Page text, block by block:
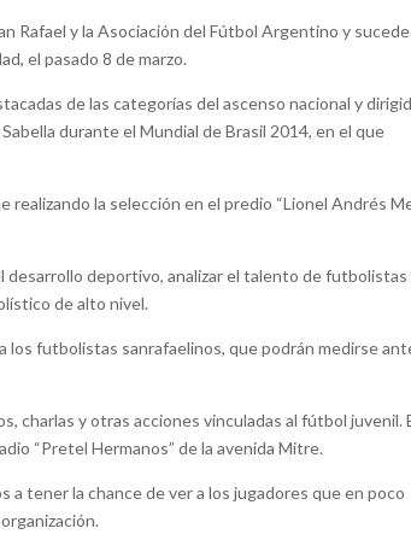
Rafael y la Asociación del Fútbol Argentino y sucede
el pasado 8 de marzo.
de las categorías del ascenso nacional y
durante el Mundial de Brasil 2014, en el que
la selección en el predio “Lionel Andrés
deportivo, analizar el talento de futbolistas
de alto nivel.
los futbolistas sanrafaelinos, que podrán medirse
charlas y otras acciones vinculadas al fútbol juvenil.
“Pretel Hermanos” de la avenida Mitre.
a tener la chance de ver a los jugadores que en poco